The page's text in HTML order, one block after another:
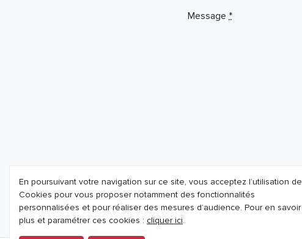
Message *
En poursuivant votre navigation sur ce site, vous acceptez l’utilisation de
Cookies pour vous proposer notamment des fonctionnalités
personnalisées et pour réaliser des mesures d’audience. Pour en savoir
plus et paramétrer ces cookies : cliquer ici.